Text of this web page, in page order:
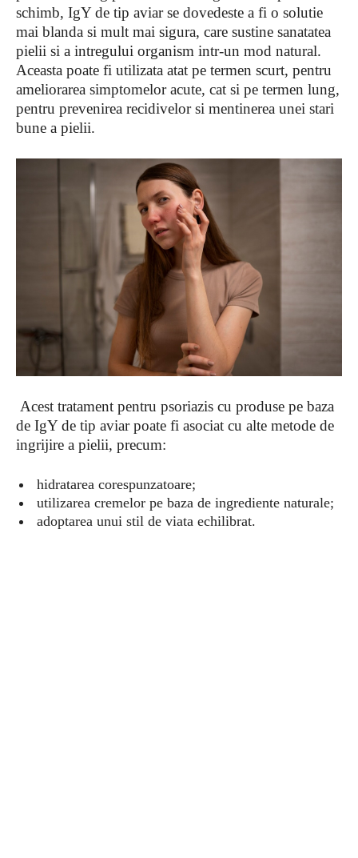
schimb, IgY de tip aviar se dovedeste a fi o solutie
mai blanda si mult mai sigura, care sustine sanatatea
pielii si a intregului organism intr-un mod natural.
Aceasta poate fi utilizata atat pe termen scurt, pentru
ameliorarea simptomelor acute, cat si pe termen lung,
pentru prevenirea recidivelor si mentinerea unei stari
bune a pielii.
Acest tratament pentru psoriazis cu produse pe baza
de IgY de tip aviar poate fi asociat cu alte metode de
ingrijire a pielii, precum:
hidratarea corespunzatoare;
utilizarea cremelor pe baza de ingrediente naturale;
adoptarea unui stil de viata echilibrat.